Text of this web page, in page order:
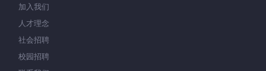
加入我们
人才理念
社会招聘
校园招聘